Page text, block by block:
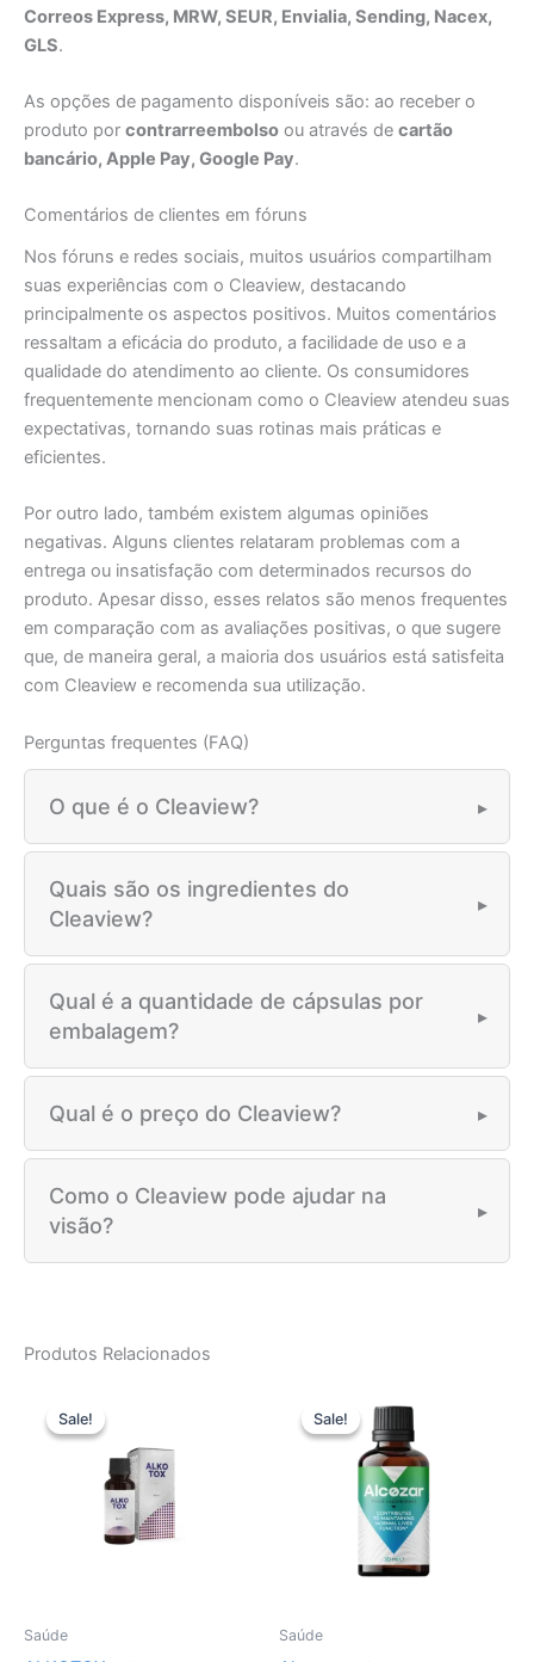
Correos Express, MRW, SEUR, Envialia, Sending, Nacex,
GLS.
As opções de pagamento disponíveis são: ao receber o
produto por contrarreembolso ou através de cartão
bancário, Apple Pay, Google Pay.
Comentários de clientes em fóruns
Nos fóruns e redes sociais, muitos usuários compartilham
suas experiências com o Cleaview, destacando
principalmente os aspectos positivos. Muitos comentários
ressaltam a eficácia do produto, a facilidade de uso e a
qualidade do atendimento ao cliente. Os consumidores
frequentemente mencionam como o Cleaview atendeu suas
expectativas, tornando suas rotinas mais práticas e
eficientes.
Por outro lado, também existem algumas opiniões
negativas. Alguns clientes relataram problemas com a
entrega ou insatisfação com determinados recursos do
produto. Apesar disso, esses relatos são menos frequentes
em comparação com as avaliações positivas, o que sugere
que, de maneira geral, a maioria dos usuários está satisfeita
com Cleaview e recomenda sua utilização.
Perguntas frequentes (FAQ)
O que é o Cleaview?
Quais são os ingredientes do
Cleaview?
Qual é a quantidade de cápsulas por
embalagem?
Qual é o preço do Cleaview?
Como o Cleaview pode ajudar na
visão?
Produtos Relacionados
Sale!
Sale!
Saúde
Sale!
Sale!
Saúde